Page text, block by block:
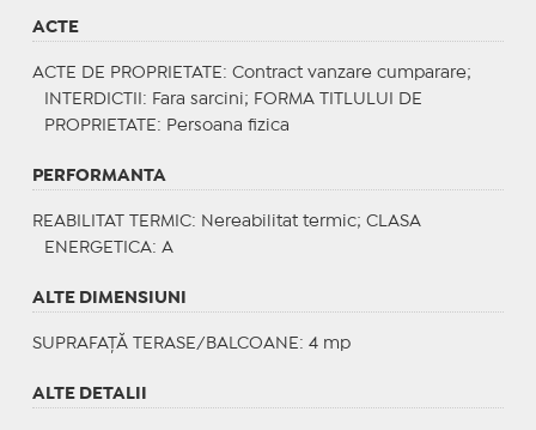
ACTE
ACTE DE PROPRIETATE : Contract vanzare cumparare;
INTERDICTII : Fara sarcini; FORMA TITLULUI DE
PROPRIETATE : Persoana fizica
PERFORMANTA
REABILITAT TERMIC: Nereabilitat termic; CLASA
ENERGETICA: A
ALTE DIMENSIUNI
SUPRAFAȚĂ TERASE/BALCOANE: 4 mp
ALTE DETALII